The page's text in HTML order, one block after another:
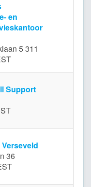
en
5 311
Support
36